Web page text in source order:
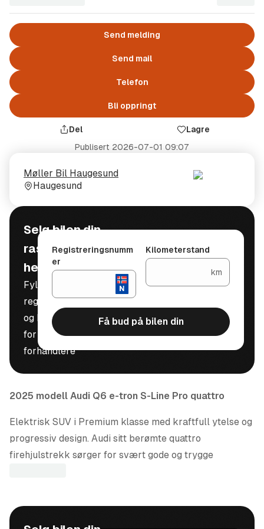
Send melding
Send mail
Telefon
Bli oppringt
Del
Lagre
Publisert 2026-07-01 09:07
Selger
Møller Bil Haugesund
Selgerens
plass
Haugesund
Selg bilen din
raskt, trygt og
helt gratis
Fyll inn
registreringsnummer
og kilometerstand
for å motta bud fra
forhandlere
Registreringsnumm
er
Kilometerstand
km
Få bud på bilen din
2025 modell Audi Q6 e-tron S-Line Pro quattro
Elektrisk SUV i Premium klasse med kraftfull ytelse og
progressiv design. Audi sitt berømte quattro
firehjulstrekk sørger for svært gode og trygge
km/t går unna på 5,9 sekunder. Ladeeffekten er hele